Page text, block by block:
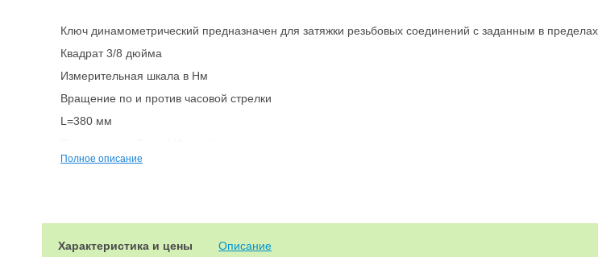
Ключ динамометрический предназначен для затяжки резьбовых соединений с заданным в
Квадрат 3/8 дюйма
Измерительная шкала в Нм
Вращение по и против часовой стрелки
L=380 мм
Продукция Fervi сертифицирована в ЕС
Полное описание
Характеристика и цены Описание